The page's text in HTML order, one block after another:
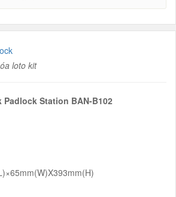
loto kit
Station BAN-B102